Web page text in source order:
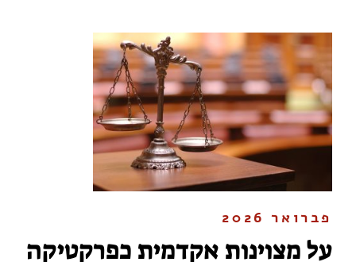
פברואר 2026
על מצוינות אקדמית כפרקטיקה